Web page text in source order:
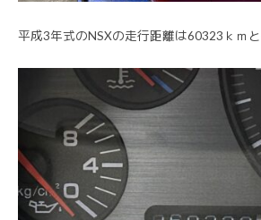
平成3年式のNSXの走行距離は60323ｋｍと